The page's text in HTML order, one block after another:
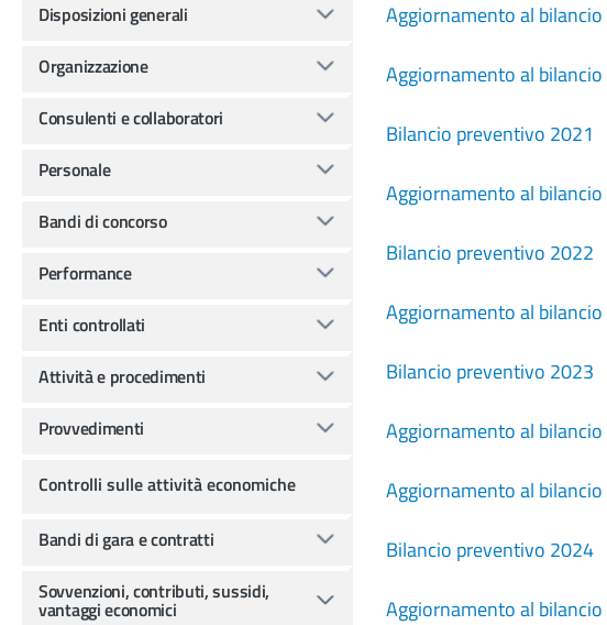
Aggiornamento al
Aggiornamento al
Bilancio preventivo 2021
Aggiornamento al
Bilancio preventivo 2022
Aggiornamento al
Bilancio preventivo 2023
Aggiornamento al
Aggiornamento al
Bilancio preventivo 2024
Aggiornamento al
Disposizioni generali
Organizzazione
Consulenti e collaboratori
Personale
Bandi di concorso
Performance
Enti controllati
Attività e procedimenti
Provvedimenti
Controlli sulle attività economiche
Bandi di gara e contratti
Sovvenzioni, contributi, sussidi,
vantaggi economici